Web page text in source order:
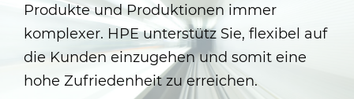
Produkte und Produktionen immer
komplexer. HPE unterstütz Sie, flexibel auf
die Kunden einzugehen und somit eine
hohe Zufriedenheit zu erreichen.